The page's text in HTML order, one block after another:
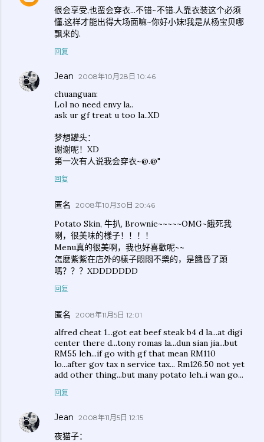
很会享受,也蛮会穿衣...不错~不错.人靠衣装这个必须
懂.这样才能出得大场面嘛~你好小妹!我是从杨宝贝哪
飘来的.
回复
Jean 2008年10月28日 10:46
chuanguan:
Lol no need envy la..
ask ur gf treat u too la..XD
梦想罐头：
谢谢呢！XD
第一次有人说我会穿衣~@.@"
回复
匿名 2008年10月30日 20:46
Potato Skin, 牛扒, Brownie~~~~~OMG~餓死我
喇，很美味的樣子！！！！
Menu真的很美啊，我也好喜歡呢~~
怎麽紫紫在店外的樣子悶悶不樂的，是餓昏了頭
嗎？？？XDDDDDDD
回复
匿名 2008年11月5日 12:01
alfred cheat 1...got eat beef steak b4 d la...at digi
center there d...tony romas la...dun sian jia...but
RM55 leh...if go with gf that mean RM110
lo...after gov tax n service tax... Rm126.50 not yet
add other thing...but many potato leh..i wan go...
回复
Jean 2008年11月5日 12:15
夜猫子：